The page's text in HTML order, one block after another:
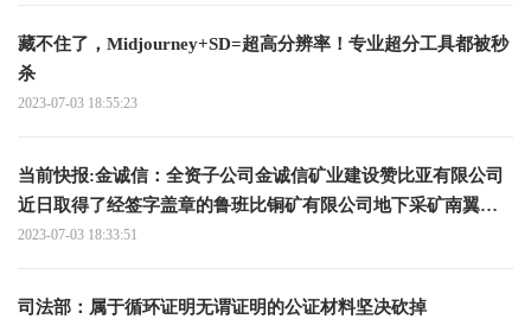
藏不住了，Midjourney+SD=超高分辨率！专业超分工具都被秒
杀
2023-07-03 18:55:23
当前快报:金诚信：全资子公司金诚信矿业建设赞比亚有限公司
近日取得了经签字盖章的鲁班比铜矿有限公司地下采矿南翼开
拓和生产运营合同
2023-07-03 18:33:51
司法部：属于循环证明无谓证明的公证材料坚决砍掉